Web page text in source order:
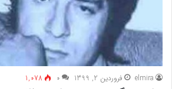
elmira فروردین 2, 1399 ۰ 1,078